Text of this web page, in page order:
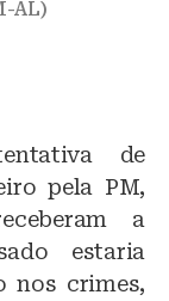
AL)
de
pela PM,
a
estaria
nos crimes,